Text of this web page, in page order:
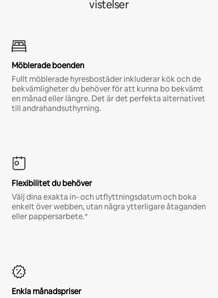
vistelser
Möblerade boenden
Fullt möblerade hyresbostäder inkluderar kök och de
bekvämligheter du behöver för att kunna bo bekvämt
en månad eller längre. Det är det perfekta alternativet
till andrahandsuthyrning.
Flexibilitet du behöver
Välj dina exakta in- och utflyttningsdatum och boka
enkelt över webben, utan några ytterligare åtaganden
eller pappersarbete.*
Enkla månadspriser